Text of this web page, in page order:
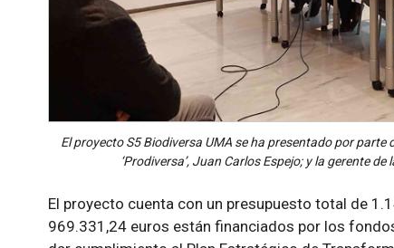
El proyecto S5 Biodiversa UMA se ha presentado por
‘Prodiversa’, Juan Carlos Espejo; y la gerente de
El proyecto cuenta con un presupuesto total de
969.331,24 euros están financiados por los